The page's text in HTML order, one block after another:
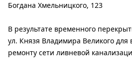
Богдана Хмельницкого, 123
В результате временного
ул. Князя Владимира Великого
ремонту сети ливневой